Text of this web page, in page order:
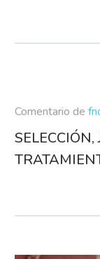
Comentario de